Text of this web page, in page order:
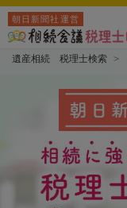
朝日新聞社運営
遺産相続 税理士検索